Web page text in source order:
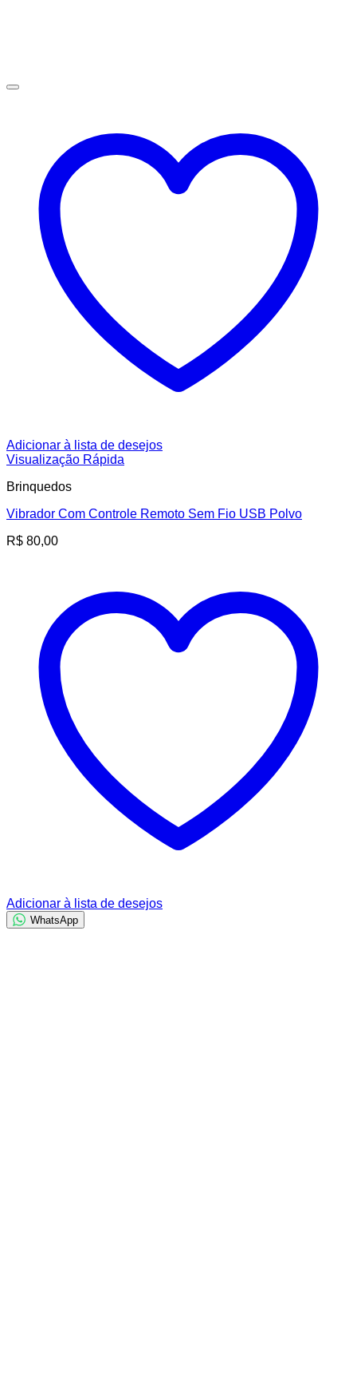
Adicionar à lista de desejos
Visualização Rápida
Brinquedos
Vibrador Com Controle Remoto Sem Fio USB Polvo
R$ 80,00
Adicionar à lista de desejos
WhatsApp